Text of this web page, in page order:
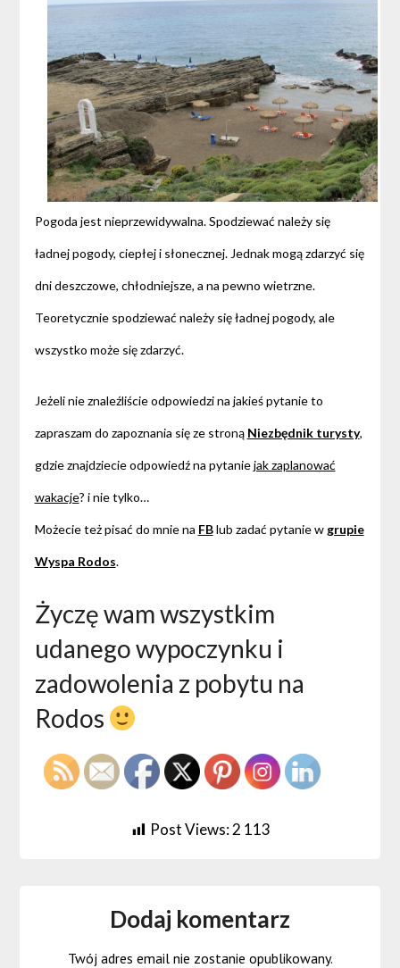
Pogoda jest nieprzewidywalna. Spodziewać należy się
ładnej pogody, ciepłej i słonecznej. Jednak mogą zdarzyć się
dni deszczowe, chłodniejsze, a na pewno wietrzne.
Teoretycznie spodziewać należy się ładnej pogody, ale
wszystko może się zdarzyć.
Jeżeli nie znaleźliście odpowiedzi na jakieś pytanie to
zapraszam do zapoznania się ze stroną Niezbędnik turysty,
gdzie znajdziecie odpowiedź na pytaniejak zaplanować
wakacje? i nie tylko…
Możecie też pisać do mnie na FBlub zadać pytanie w grupie
Wyspa Rodos.
Życzę wam wszystkim
udanego wypoczynku i
zadowolenia z pobytu na
Rodos
Post Views:2 113
Dodaj komentarz
Twój adres email nie zostanie opublikowany.